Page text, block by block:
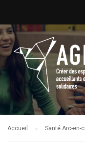
Accueil Santé Arc-en-